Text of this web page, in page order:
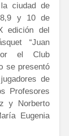
ciudad de
y 10 de
edición del
“Juan
el Club
se presentó
de
Profesores
y Norberto
Eugenia